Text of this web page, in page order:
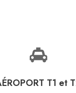
T1 et